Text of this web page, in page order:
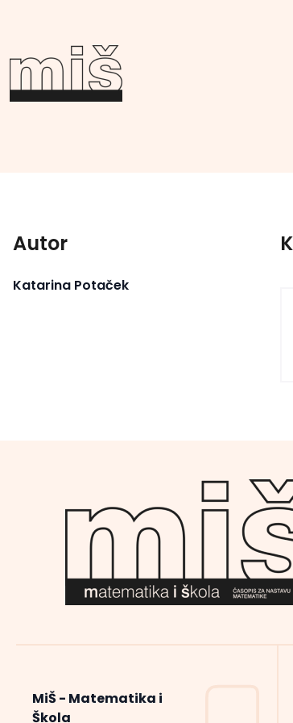
Autor
Katarina Potaček
MiŠ - Matematika i
Škola